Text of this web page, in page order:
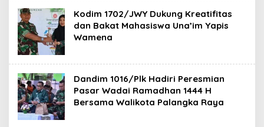
Y
A
I
N
S
E
R
Kodim 1702/JWY Dukung Kreatifitas
dan Bakat Mahasiswa Una’im Yapis
Wamena
Dandim 1016/Plk Hadiri Peresmian
Pasar Wadai Ramadhan 1444 H
Bersama Walikota Palangka Raya